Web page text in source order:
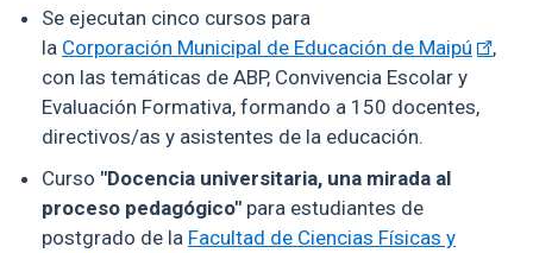
Se ejecutan cinco cursos para
la Corporación Municipal de Educación de Maipú
,
con las temáticas de ABP, Convivencia Escolar y
Evaluación Formativa, formando a 150 docentes,
directivos/as y asistentes de la educación.
Curso "Docencia universitaria, una mirada al
proceso pedagógico" para estudiantes de
postgrado de la Facultad de Ciencias Físicas y